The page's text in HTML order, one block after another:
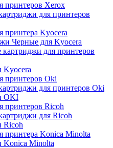
принтеров Xerox
для принтеров
принтера Kyocera
Черные для Kyocera
для принтеров
Kyocera
принтеров Oki
для принтеров Oki
OKI
принтеров Ricoh
для Ricoh
Ricoh
принтера Konica Minolta
Koniсa Minolta